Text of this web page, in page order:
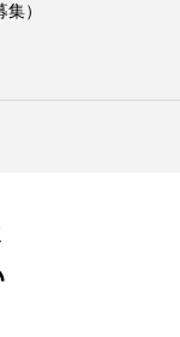
）